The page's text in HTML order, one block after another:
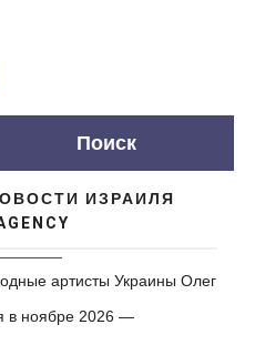
ИЗРАИЛЯ
артисты Украины Олег
в ноябре 2026 —